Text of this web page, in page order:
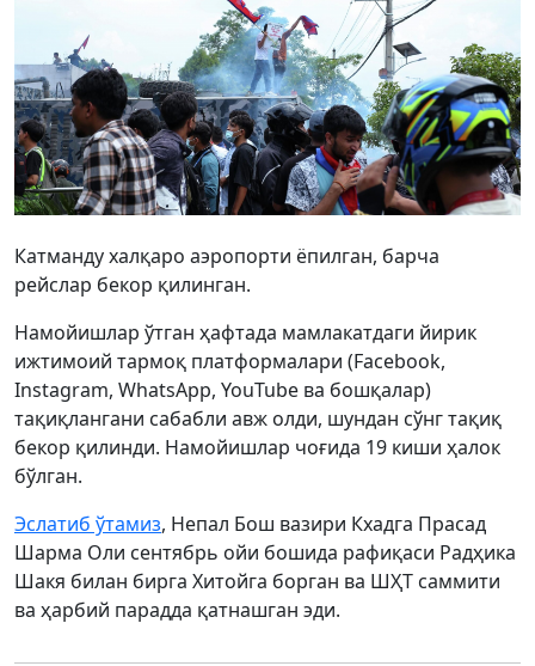
Катманду халқаро аэропорти ёпилган, барча
рейслар бекор қилинган.
Намойишлар ўтган ҳафтада мамлакатдаги йирик
ижтимоий тармоқ платформалари (Facebook,
Instagram, WhatsApp, YouTube ва бошқалар)
тақиқлангани сабабли авж олди, шундан сўнг тақиқ
бекор қилинди. Намойишлар чоғида 19 киши ҳалок
бўлган.
Эслатиб ўтамиз, Непал Бош вазири Кхадга Прасад
Шарма Оли сентябрь ойи бошида рафиқаси Радҳика
Шакя билан бирга Хитойга борган ва ШҲТ саммити
ва ҳарбий парадда қатнашган эди.